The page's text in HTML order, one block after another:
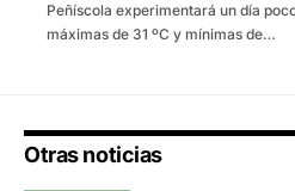
Peñíscola experimentará un día
máximas de 31 ºC y mínimas de…
Otras noticias